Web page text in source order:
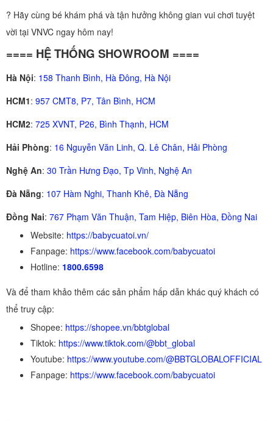
? Hãy cùng bé khám phá và tận hưởng không gian vui chơi tuyệt
vời tại VNVC ngay hôm nay!
==== HỆ THỐNG SHOWROOM ====
Hà Nội: 158 Thanh Bình, Hà Đông, Hà Nội
HCM1: 957 CMT8, P7, Tân Bình, HCM
HCM2: 725 XVNT, P26, Bình Thạnh, HCM
Hải Phòng: 16 Nguyễn Văn Linh, Q. Lê Chân, Hải Phòng
Nghệ An: 30 Trần Hưng Đạo, Tp Vinh, Nghệ An
Đà Nẵng: 107 Hàm Nghi, Thanh Khê, Đà Nẵng
Đồng Nai: 767 Phạm Văn Thuận, Tam Hiệp, Biên Hòa, Đồng Nai
Website: https://babycuatoi.vn/
Fanpage: https://www.facebook.com/babycuatoi
Hotline: 1800.6598
Và để tham khảo thêm các sản phẩm hấp dẫn khác quý khách có
thể truy cập:
Shopee: https://shopee.vn/bbtglobal
Tiktok: https://www.tiktok.com/@bbt_global
Youtube: https://www.youtube.com/@BBTGLOBALOFFICIAL
Fanpage: https://www.facebook.com/babycuatoi